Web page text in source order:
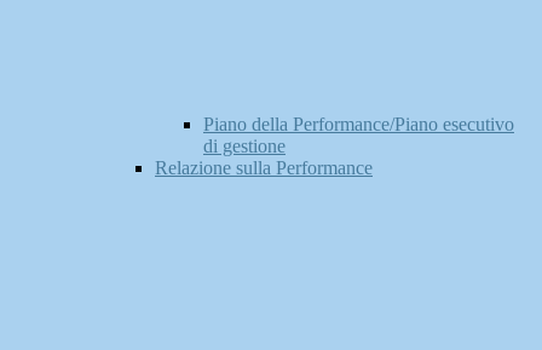
Piano della Performance/Piano esecutivo
di gestione
Relazione sulla Performance